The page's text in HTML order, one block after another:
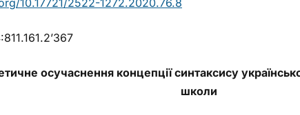
осучаснення концепції синтаксису
школи